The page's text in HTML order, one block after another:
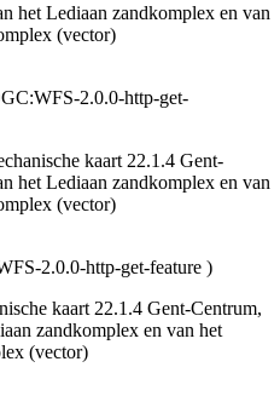
het Lediaan zandkomplex en van
(vector)
2.0.0-http-get-
kaart 22.1.4 Gent-
het Lediaan zandkomplex en van
(vector)
2.0.0-http-get-feature )
kaart 22.1.4 Gent-Centrum,
zandkomplex en van het
(vector)